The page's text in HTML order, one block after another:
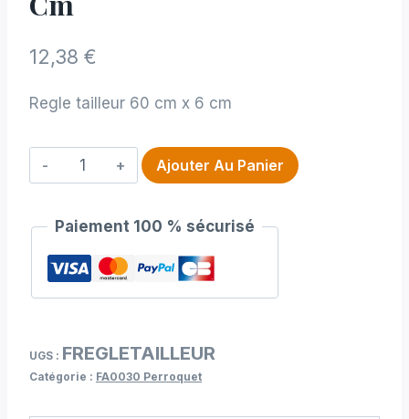
12,38 €
Regle tailleur 60 cm x 6 cm
quantité
de
tailleur
60
cm
cm
Ajouter Au Panier
Paiement 100 % sécurisé
UGS : FREGLETAILLEUR
Catégorie : FA0030 Perroquet